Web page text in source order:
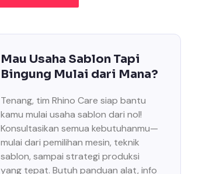
Mau Usaha Sablon Tapi
Bingung Mulai dari Mana?
Tenang, tim Rhino Care siap bantu
kamu mulai usaha sablon dari nol!
Konsultasikan semua kebutuhanmu—
mulai dari pemilihan mesin, teknik
sablon, sampai strategi produksi
yang tepat. Butuh panduan alat, info